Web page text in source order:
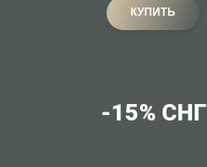
КУПИТЬ
-15% СНГ